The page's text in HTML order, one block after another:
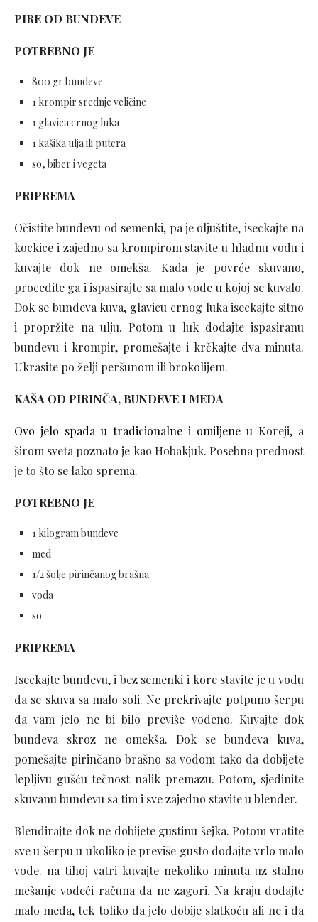
PIRE OD BUNDEVE
POTREBNO JE
800 gr bundeve
1 krompir srednje veličine
1 glavica crnog luka
1 kašika ulja ili putera
so, biber i vegeta
PRIPREMA
Očistite bundevu od semenki, pa je oljuštite, iseckajte na
kockice i zajedno sa krompirom stavite u hladnu vodu i
kuvajte dok ne omekša. Kada je povrće skuvano,
procedite ga i ispasirajte sa malo vode u kojoj se kuvalo.
Dok se bundeva kuva, glavicu crnog luka iseckajte sitno
i propržite na ulju. Potom u luk dodajte ispasiranu
bundevu i krompir, promešajte i krčkajte dva minuta.
Ukrasite po želji peršunom ili brokolijem.
KAŠA OD PIRINČA, BUNDEVE I MEDA
Ovo jelo spada u tradicionalne i omiljene u Koreji, a
širom sveta poznato je kao Hobakjuk. Posebna prednost
je to što se lako sprema.
POTREBNO JE
1 kilogram bundeve
med
1/2 šolje pirinčanog brašna
voda
so
PRIPREMA
Iseckajte bundevu, i bez semenki i kore stavite je u vodu
da se skuva sa malo soli. Ne prekrivajte potpuno šerpu
da vam jelo ne bi bilo previše vodeno. Kuvajte dok
bundeva skroz ne omekša. Dok se bundeva kuva,
pomešajte pirinčano brašno sa vodom tako da dobijete
lepljivu gušću tečnost nalik premazu. Potom, sjedinite
skuvanu bundevu sa tim i sve zajedno stavite u blender.
Blendirajte dok ne dobijete gustinu šejka. Potom vratite
sve u šerpu u ukoliko je previše gusto dodajte vrlo malo
vode. na tihoj vatri kuvajte nekoliko minuta uz stalno
mešanje vodeći računa da ne zagori. Na kraju dodajte
malo meda, tek toliko da jelo dobije slatkoću ali ne i da